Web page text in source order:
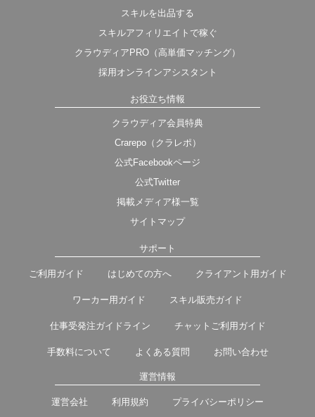
スキルを出品する
スキルアフィリエイトで稼ぐ
クラウディアPRO（高単価マッチング）
採用オンラインアシスタント
お役立ち情報
クラウディア会員特典
Crarepo（クラレポ）
公式Facebookページ
公式Twitter
掲載メディア様一覧
サイトマップ
サポート
ご利用ガイド はじめての方へ クライアント用ガイド
ワーカー用ガイド スキル販売ガイド
仕事受発注ガイドライン チャットご利用ガイド
手数料について よくある質問 お問い合わせ
運営情報
運営会社 利用規約 プライバシーポリシー